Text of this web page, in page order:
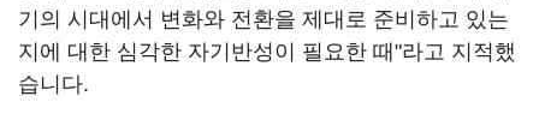
기의 시대에서 변화와 전환을 제대로 준비하고 있는
지에 대한 심각한 자기반성이 필요한 때"라고 지적했
습니다.